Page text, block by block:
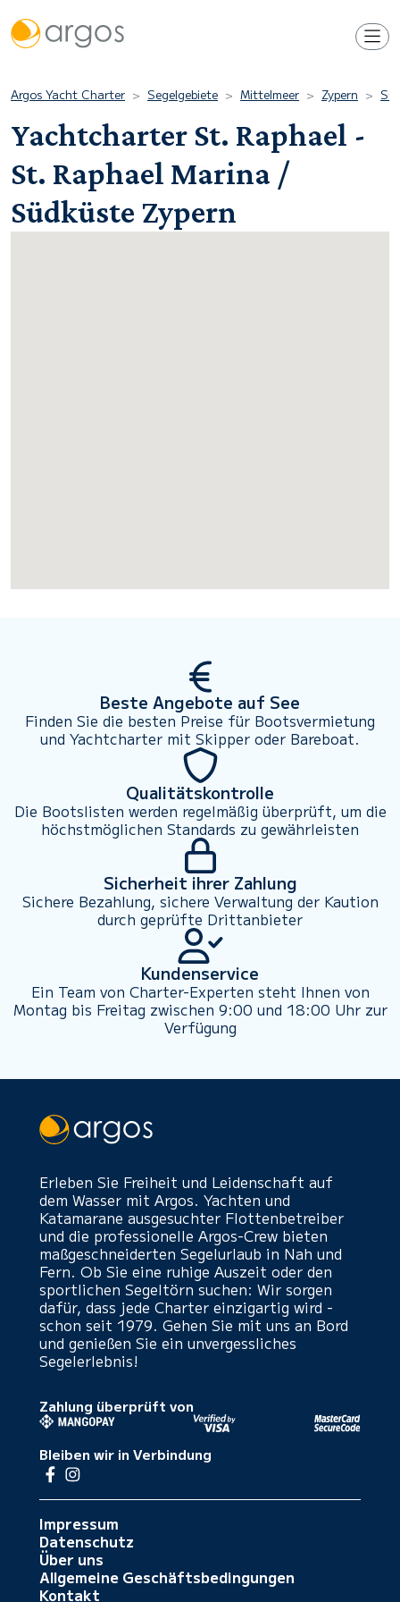
Argos Yacht Charter Segelgebiete Mittelmeer Zypern
Yachtcharter St. Raphael -
St. Raphael Marina /
Südküste Zypern
Beste Angebote auf See
Finden Sie die besten Preise für Bootsvermietung
und Yachtcharter mit Skipper oder Bareboat.
Qualitätskontrolle
Die Bootslisten werden regelmäßig überprüft, um die
höchstmöglichen Standards zu gewährleisten
Sicherheit ihrer Zahlung
Sichere Bezahlung, sichere Verwaltung der Kaution
durch geprüfte Drittanbieter
Kundenservice
Ein Team von Charter-Experten steht Ihnen von
Montag bis Freitag zwischen 9:00 und 18:00 Uhr zur
Verfügung
Erleben Sie Freiheit und Leidenschaft auf
dem Wasser mit Argos. Yachten und
Katamarane ausgesuchter Flottenbetreiber
und die professionelle Argos-Crew bieten
maßgeschneiderten Segelurlaub in Nah und
Fern. Ob Sie eine ruhige Auszeit oder den
sportlichen Segeltörn suchen: Wir sorgen
dafür, dass jede Charter einzigartig wird -
schon seit 1979. Gehen Sie mit uns an Bord
und genießen Sie ein unvergessliches
Segelerlebnis!
Zahlung überprüft von
Bleiben wir in Verbindung
Impressum
Datenschutz
Über uns
Allgemeine Geschäftsbedingungen
Kontakt